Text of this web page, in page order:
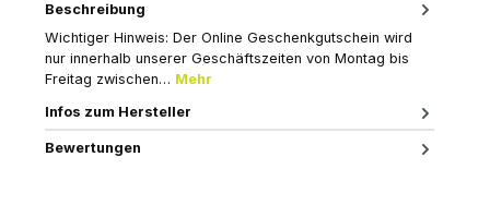
Beschreibung
Wichtiger Hinweis: Der Online Geschenkgutschein wird
nur innerhalb unserer Geschäftszeiten von Montag bis
Freitag zwischen… Mehr
Infos zum Hersteller
Bewertungen